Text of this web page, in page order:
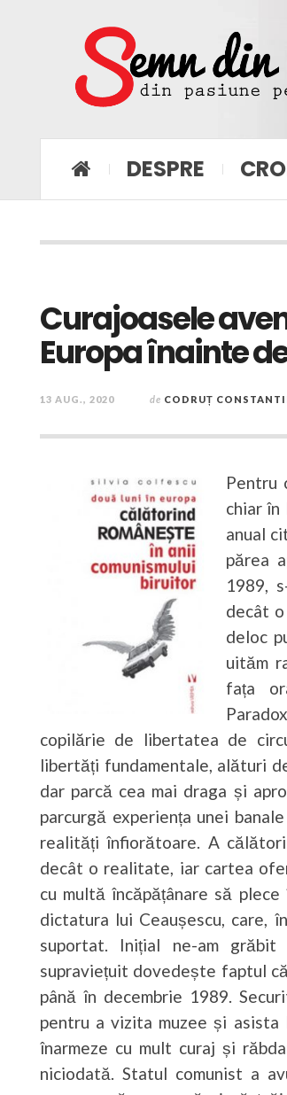
DESPRE
Curajoasele
Europa înainte
13 AUG., 2020 de CODRUȚ
Pentru
chiar în
anual
părea
1989,
decât
deloc
uităm
fața
copilărie de libertatea de
libertăți fundamentale, alături
dar parcă cea mai draga și
parcurgă experiența unei
realități înfiorătoare. A
decât o realitate, iar cartea
cu multă încăpățânare să
dictatura lui Ceaușescu, care,
suportat. Inițial ne-am
supraviețuit dovedește faptul
până în decembrie 1989.
pentru a vizita muzee și
înarmeze cu mult curaj și
niciodată. Statul comunist a